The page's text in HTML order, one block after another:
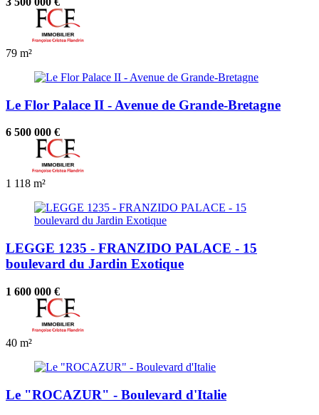
79 m²
Le Flor Palace II - Avenue de Grande-Bretagne
6 500 000 €
1 118 m²
LEGGE 1235 - FRANZIDO PALACE - 15
boulevard du Jardin Exotique
1 600 000 €
40 m²
Le "ROCAZUR" - Boulevard d'Italie